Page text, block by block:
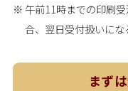
午前11時までの印刷
合、翌日受付扱いにな
まず